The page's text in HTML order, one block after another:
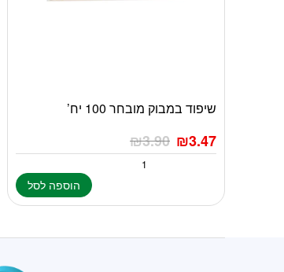
שיפוד במבוק מובחר 100 יח’
₪3.90 ₪3.47
הוספה לסל